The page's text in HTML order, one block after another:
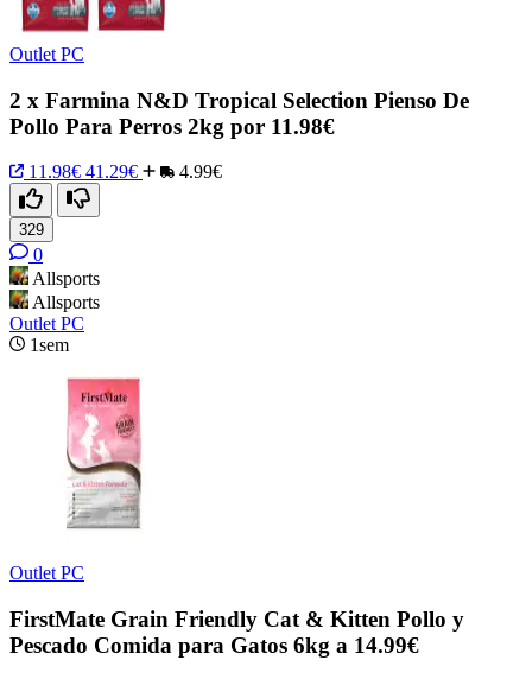
Outlet PC
2 x Farmina N&D Tropical Selection Pienso De
Pollo Para Perros 2kg por 11.98€
11.98€ 41.29€ 4.99€
329
0
Allsports
Allsports
Outlet PC
1sem
Outlet PC
FirstMate Grain Friendly Cat & Kitten Pollo y
Pescado Comida para Gatos 6kg a 14.99€